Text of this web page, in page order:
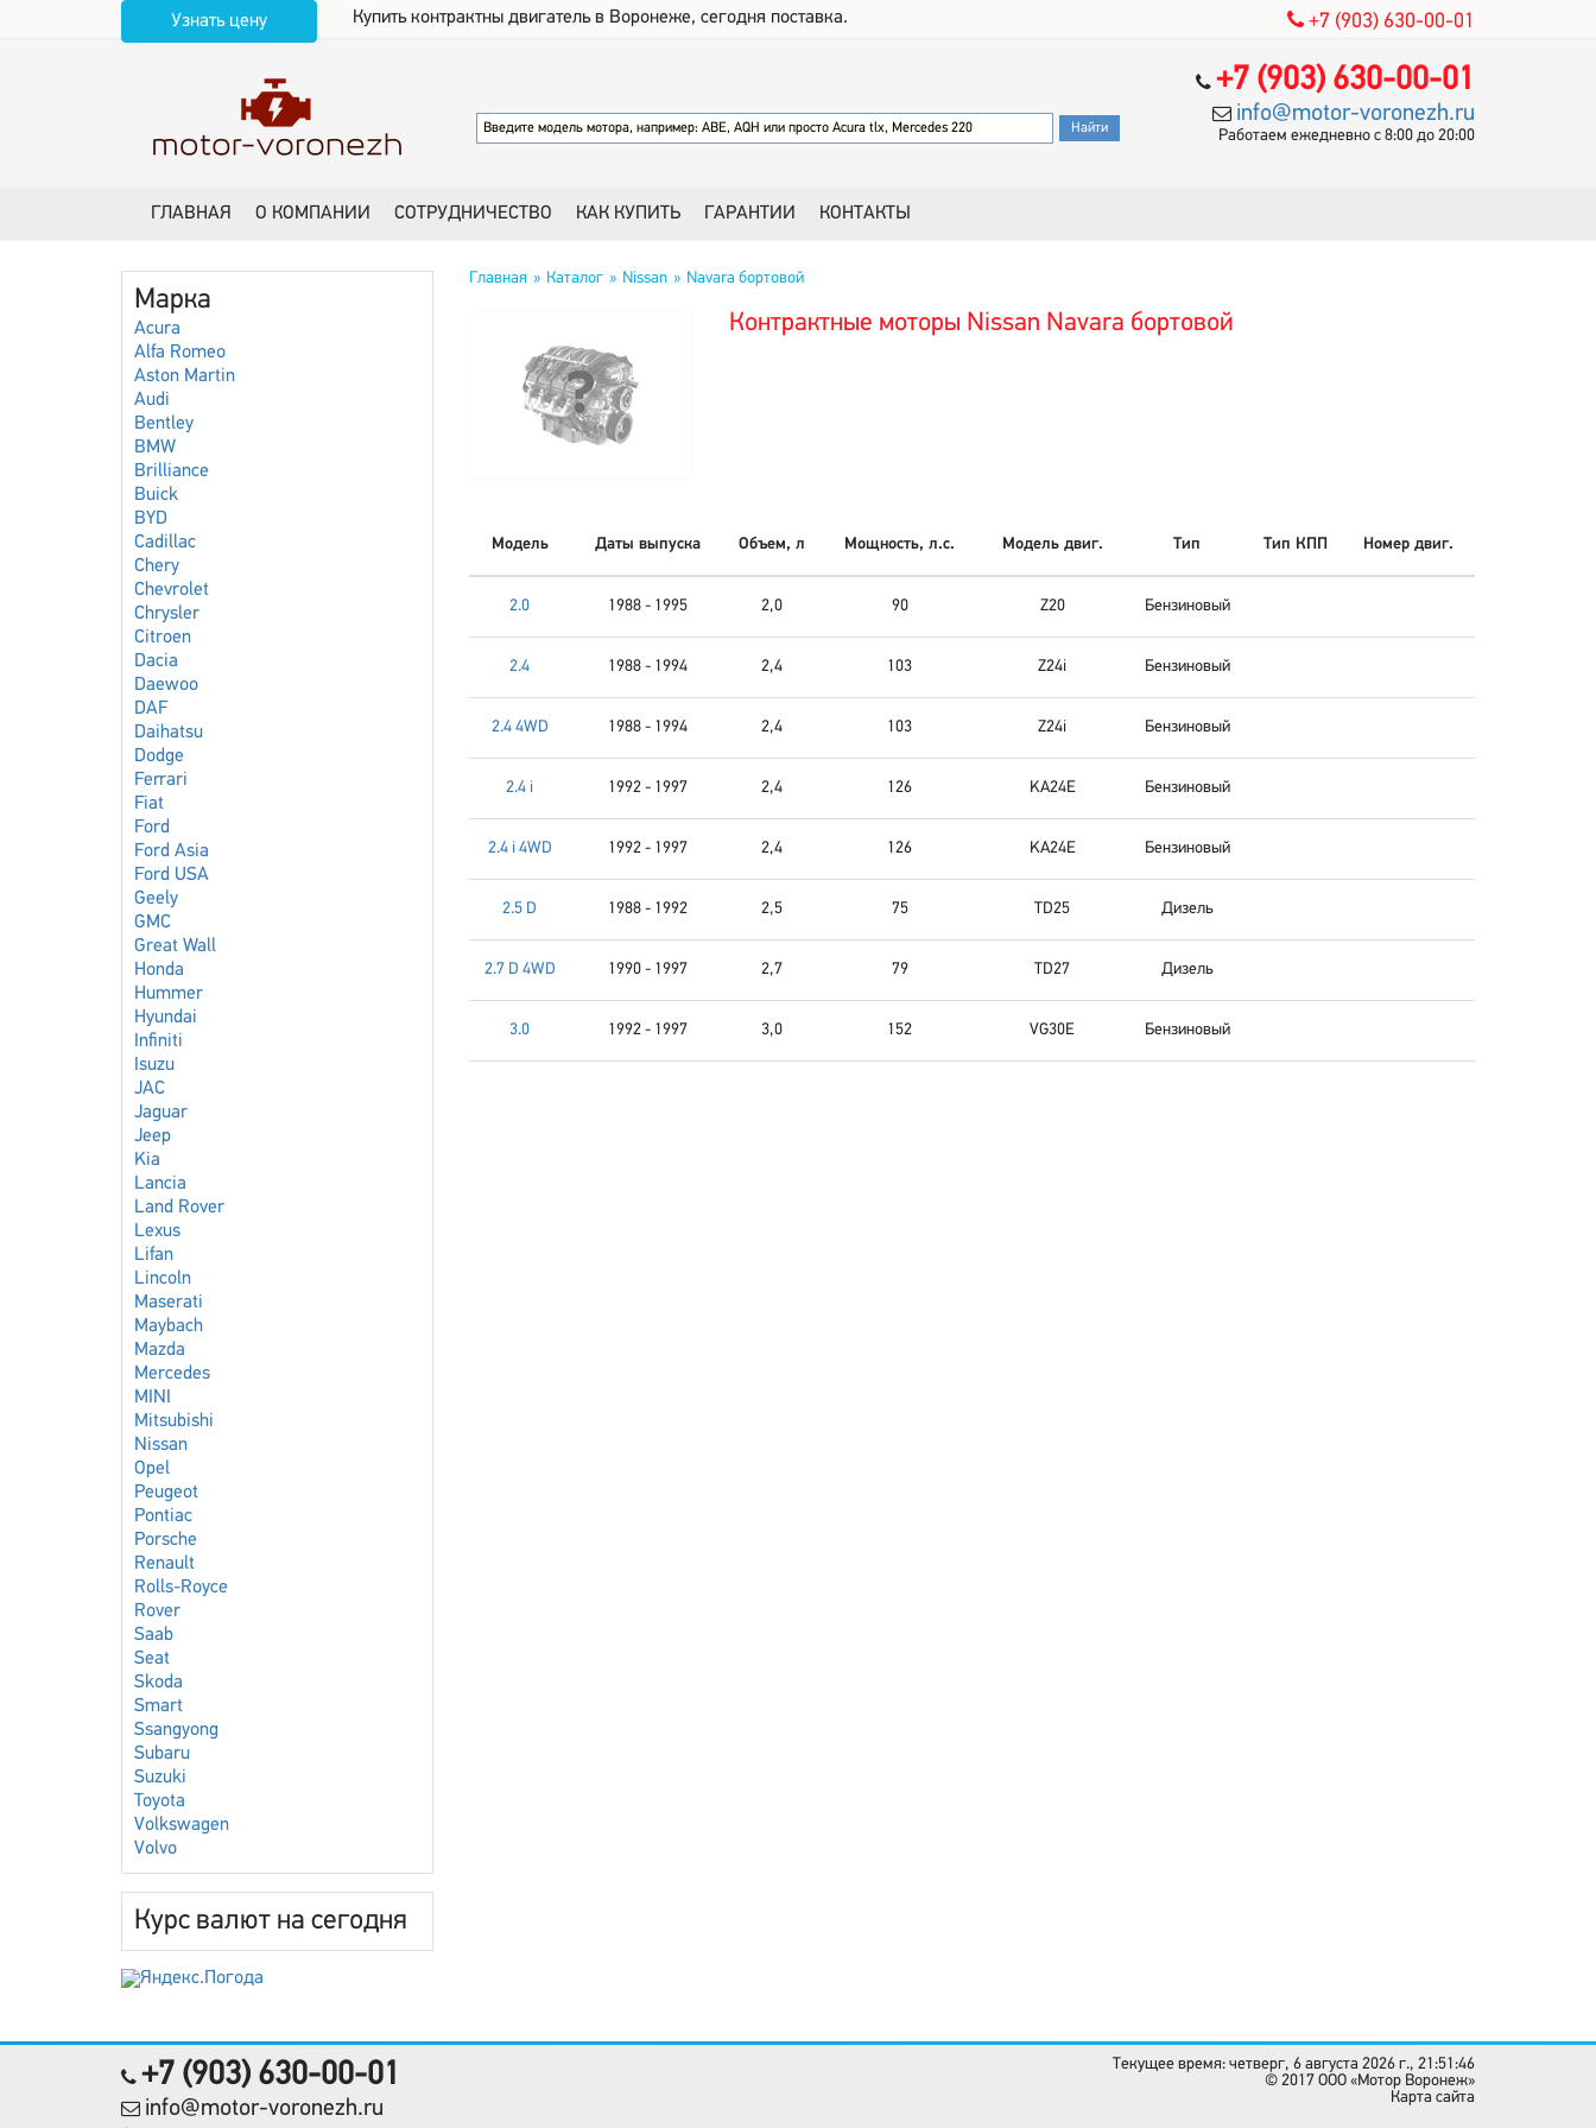
Узнать цену Купить контрактны двигатель в Воронеже, сегодня поставка. +7 (903) 630-00-01
+7 (903) 630-00-01
info@motor-voronezh.ru
Работаем ежедневно с 8:00 до 20:00
ГЛАВНАЯ О КОМПАНИИ СОТРУДНИЧЕСТВО КАК КУПИТЬ ГАРАНТИИ КОНТАКТЫ
Марка
Acura
Alfa Romeo
Aston Martin
Audi
Bentley
BMW
Brilliance
Buick
BYD
Cadillac
Chery
Chevrolet
Chrysler
Citroen
Dacia
Daewoo
DAF
Daihatsu
Dodge
Ferrari
Fiat
Ford
Ford Asia
Ford USA
Geely
GMC
Great Wall
Honda
Hummer
Hyundai
Infiniti
Isuzu
JAC
Jaguar
Jeep
Kia
Lancia
Land Rover
Lexus
Lifan
Lincoln
Maserati
Maybach
Mazda
Mercedes
MINI
Mitsubishi
Nissan
Opel
Peugeot
Pontiac
Porsche
Renault
Rolls-Royce
Rover
Saab
Seat
Skoda
Smart
Ssangyong
Subaru
Suzuki
Toyota
Volkswagen
Volvo
Курс валют на сегодня
Главная Каталог Nissan Navara бортовой
Контрактные моторы Nissan Navara бортовой
Модель Даты выпуска Объем, л Мощность, л.с. Модель двиг. Тип Тип КПП Номер двиг.
2.0 1988 - 1995 2,0 90 Z20 Бензиновый
2.4 1988 - 1994 2,4 103 Z24i Бензиновый
2.4 4WD 1988 - 1994 2,4 103 Z24i Бензиновый
2.4 i 1992 - 1997 2,4 126 KA24E Бензиновый
2.4 i 4WD 1992 - 1997 2,4 126 KA24E Бензиновый
2.5 D 1988 - 1992 2,5 75 TD25 Дизель
2.7 D 4WD 1990 - 1997 2,7 79 TD27 Дизель
3.0 1992 - 1997 3,0 152 VG30E Бензиновый
+7 (903) 630-00-01
info@motor-voronezh.ru
Текущее время: четверг, 6 августа 2026 г., 21:51:46
© 2017 OOO «Мотор Воронеж»
Карта сайта